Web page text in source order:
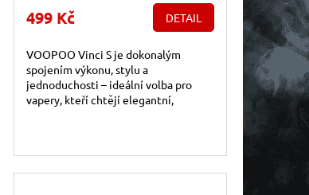
499 Kč DETAIL
VOOPOO Vinci S je dokonalým
spojením výkonu, stylu a
jednoduchosti – ideální volba pro
vapery, kteří chtějí elegantní,